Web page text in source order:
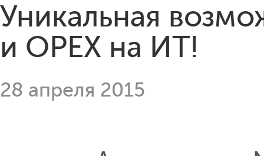
Уникальная
и OPEX на ИТ!
28 апреля 2015